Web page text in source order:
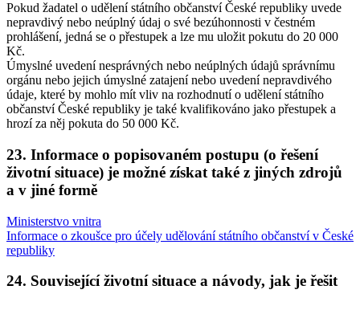
Pokud žadatel o udělení státního občanství České republiky uvede
nepravdivý nebo neúplný údaj o své bezúhonnosti v čestném
prohlášení, jedná se o přestupek a lze mu uložit pokutu do 20 000
Kč.
Úmyslné uvedení nesprávných nebo neúplných údajů správnímu
orgánu nebo jejich úmyslné zatajení nebo uvedení nepravdivého
údaje, které by mohlo mít vliv na rozhodnutí o udělení státního
občanství České republiky je také kvalifikováno jako přestupek a
hrozí za něj pokuta do 50 000 Kč.
23. Informace o popisovaném postupu (o řešení
životní situace) je možné získat také z jiných zdrojů
a v jiné formě
Ministerstvo vnitra
Informace o zkoušce pro účely udělování státního občanství v České
republiky
24. Související životní situace a návody, jak je řešit